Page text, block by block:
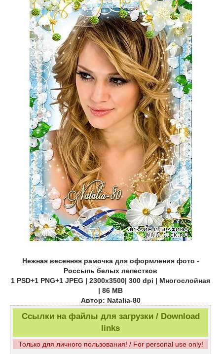
Нежная весенняя рамочка для оформления фото -
Россыпь белых лепестков
1 PSD+1 PNG+1 JPEG | 2300х3500| 300 dpi | Многослойная
| 86 MB
Автор: Natalia-80
Ссылки на файлы для загрузки / Download
links
Только для личного пользования! / For personal use only!